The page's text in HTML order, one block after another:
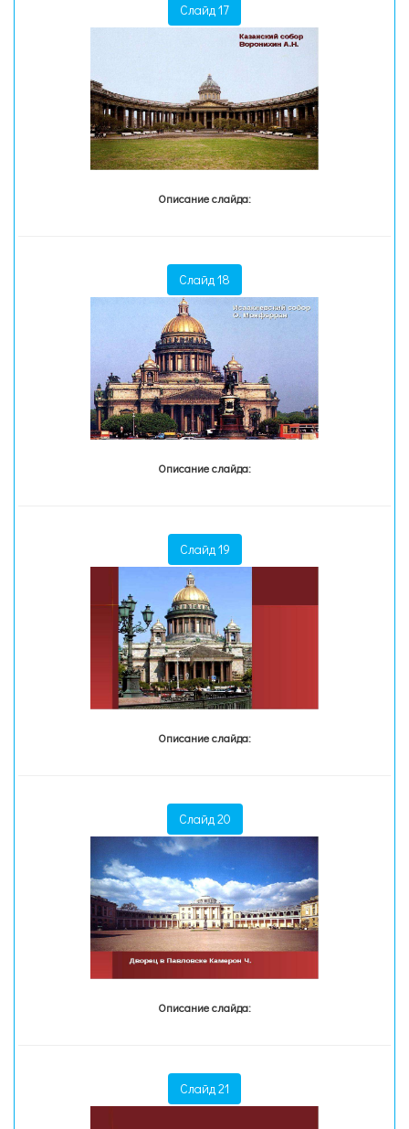
Слайд 17
Описание слайда:
Слайд 18
Описание слайда:
Слайд 19
Описание слайда:
Слайд 20
Описание слайда:
Слайд 21